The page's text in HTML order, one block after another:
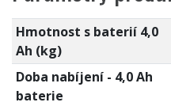
Hmotnost s baterií 4,0
Ah (kg)
Doba nabíjení - 4,0 Ah
baterie